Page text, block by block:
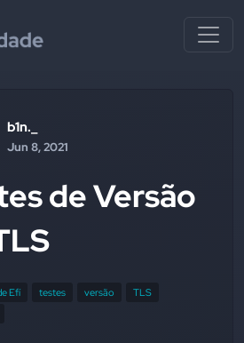
b1n._
Jun 8, 2021
de Versão
Efí testes versão
TLS